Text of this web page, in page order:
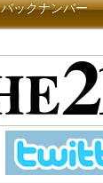
バックナンバー